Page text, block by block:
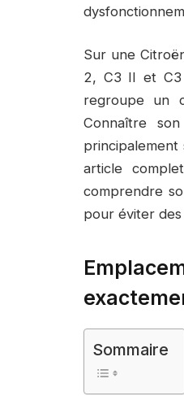
Sur une
2, C3 II et C3
regroupe un
Connaître
article
comprendre
pour éviter
Sommaire